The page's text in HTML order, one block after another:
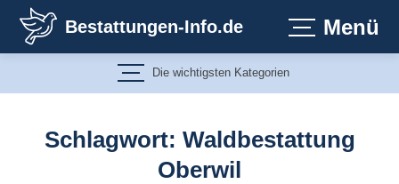
Inhalt
springen
Bestattungen-Info.de Menü
Die wichtigsten Kategorien
Schlagwort: Waldbestattung
Oberwil